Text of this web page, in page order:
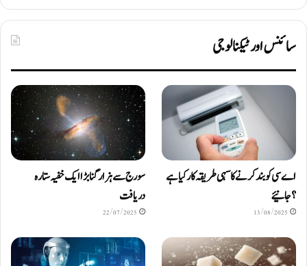
سائنس اور ٹیکنالوجی
اے سی کو بند کرنے کا سہی طریقہ کار کیا ہے
؟ جانیئے
13/08/2025
سورج سے ہزار گنا بڑا ایک خفیہ ستارہ
دریافت
22/07/2025